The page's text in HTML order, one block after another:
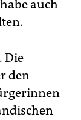
auch
Die
den